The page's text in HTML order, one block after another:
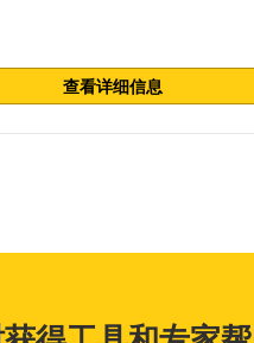
查看详细信息